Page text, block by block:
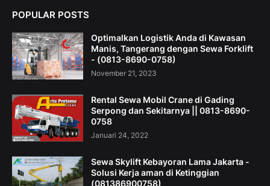
POPULAR POSTS
Optimalkan Logistik Anda di Kawasan
Manis, Tangerang dengan Sewa Forklift
- (0813-8690-0758)
November 21, 2023
Rental Sewa Mobil Crane di Gading
Serpong dan Sekitarnya || 0813-8690-
0758
Januari 24, 2022
Sewa Skylift Kebayoran Lama Jakarta -
Solusi Kerja aman di Ketinggian
(081386900758)